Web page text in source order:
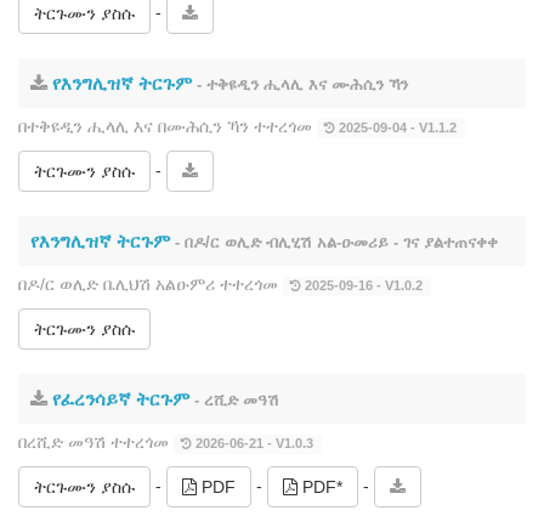
ትርጉሙን ያስሱ -
የእንግሊዝኛ ትርጉም- ተቅዩዲን ሒላሊ እና ሙሕሲን ኻን
በተቅዩዲን ሒላሊ እና በሙሕሲን ኻን ተተረጎመ 2025-09-04 - V1.1.2
ትርጉሙን ያስሱ -
የእንግሊዝኛ ትርጉም- በዶ/ር ወሊድ ብሊሂሽ አል-ዑመሪይ - ገና ያልተጠናቀቀ
በዶ/ር ወሊድ ቤሊህሽ አልዑምሪ ተተረጎመ 2025-09-16 - V1.0.2
ትርጉሙን ያስሱ
የፈረንሳይኛ ትርጉም- ረሺድ መዓሽ
በረሺድ መዓሽ ተተረጎመ 2026-06-21 - V1.0.3
ትርጉሙን ያስሱ - PDF - PDF* -